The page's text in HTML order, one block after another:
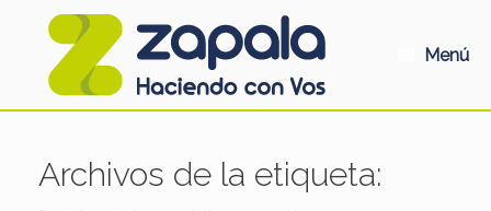
Menú
Archivos de la etiqueta: